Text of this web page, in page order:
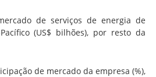
de serviços de energia de
(US$ bilhões), por resto da
de mercado da empresa (%),